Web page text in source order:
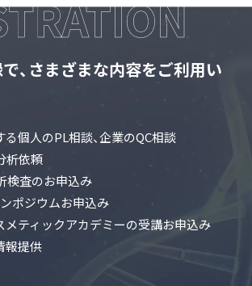
、さまざまな内容をご利用い
個人のPL相談、企業のQC相談
析依頼
検査のお申込み
ポジウムお申込み
メティックアカデミーの受講お申込み
報提供